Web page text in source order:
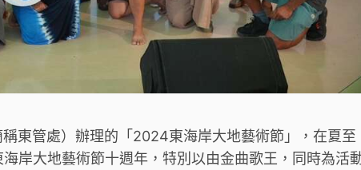
東管處）辦理的「2024東海岸大地藝術節」，在夏至
岸大地藝術節十週年，特別以由金曲歌王，同時為活